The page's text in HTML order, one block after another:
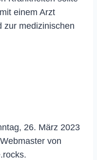
einem Arzt
zur medizinischen
26. März 2023
von